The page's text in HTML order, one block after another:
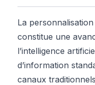
La
constitue une
l’intelligence
d’information
canaux